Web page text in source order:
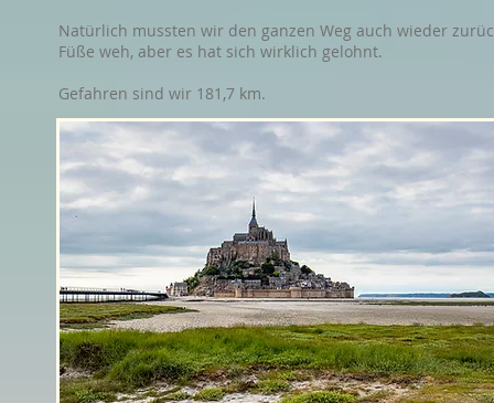
Natürlich mussten wir den ganzen Weg auch wieder
Füße weh, aber es hat sich wirklich gelohnt.
Gefahren sind wir 181,7 km.